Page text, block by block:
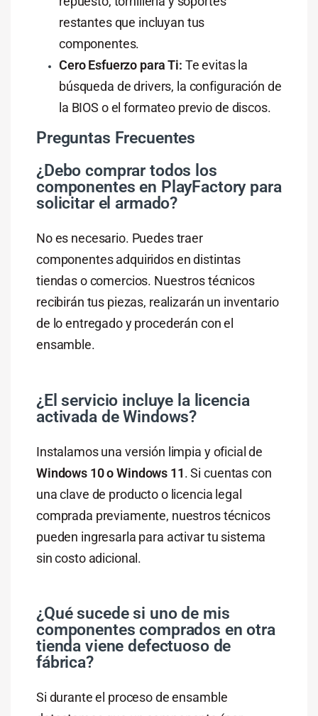
restantes que incluyan tus
componentes.
Cero Esfuerzo para Ti: Te evitas la
búsqueda de drivers, la configuración de
la BIOS o el formateo previo de discos.
Preguntas Frecuentes
¿Debo comprar todos los
componentes en PlayFactory para
solicitar el armado?
No es necesario. Puedes traer
componentes adquiridos en distintas
tiendas o comercios. Nuestros técnicos
recibirán tus piezas, realizarán un inventario
de lo entregado y procederán con el
ensamble.
¿El servicio incluye la licencia
activada de Windows?
Instalamos una versión limpia y oficial de
Windows 10 o Windows 11. Si cuentas con
una clave de producto o licencia legal
comprada previamente, nuestros técnicos
pueden ingresarla para activar tu sistema
sin costo adicional.
¿Qué sucede si uno de mis
componentes comprados en otra
tienda viene defectuoso de
fábrica?
Si durante el proceso de ensamble